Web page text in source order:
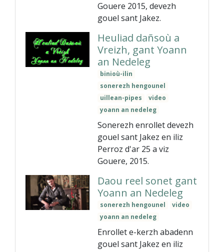
Gouere 2015, devezh
gouel sant Jakez.
Heuliad dañsoù a
Vreizh, gant Yoann
an Nedeleg
binioù-ilin
sonerezh hengounel
uillean-pipes
video
yoann an nedeleg
Sonerezh enrollet devezh
gouel sant Jakez en iliz
Perroz d'ar 25 a viz
Gouere, 2015.
Daou reel sonet gant
Yoann an Nedeleg
sonerezh hengounel
video
yoann an nedeleg
Enrollet e-kerzh abadenn
gouel sant Jakez en iliz